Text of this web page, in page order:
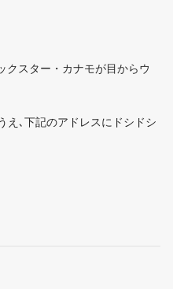
クスター・カナモが目からウ
え､下記のアドレスにドシドシ